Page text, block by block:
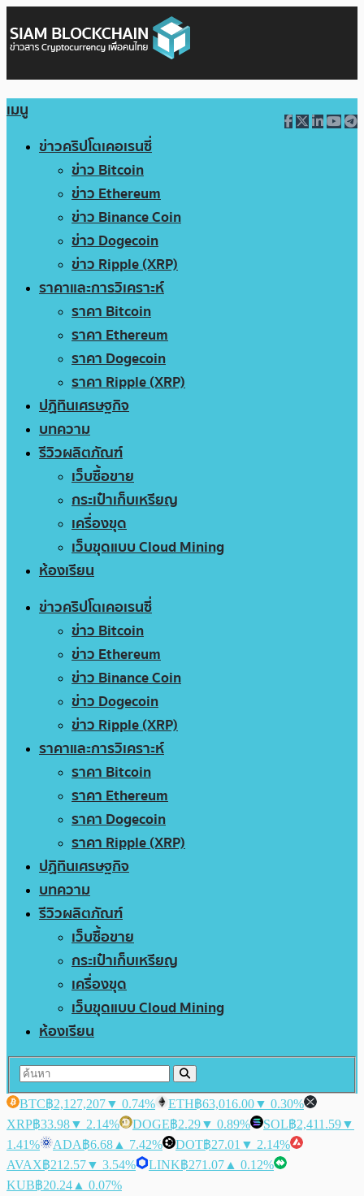
เมนู
ข่าวคริปโตเคอเรนซี่
ข่าว Bitcoin
ข่าว Ethereum
ข่าว Binance Coin
ข่าว Dogecoin
ข่าว Ripple (XRP)
ราคาและการวิเคราะห์
ราคา Bitcoin
ราคา Ethereum
ราคา Dogecoin
ราคา Ripple (XRP)
ปฏิทินเศรษฐกิจ
บทความ
รีวิวผลิตภัณฑ์
เว็บซื้อขาย
กระเป๋าเก็บเหรียญ
เครื่องขุด
เว็บขุดแบบ Cloud Mining
ห้องเรียน
ข่าวคริปโตเคอเรนซี่
ข่าว Bitcoin
ข่าว Ethereum
ข่าว Binance Coin
ข่าว Dogecoin
ข่าว Ripple (XRP)
ราคาและการวิเคราะห์
ราคา Bitcoin
ราคา Ethereum
ราคา Dogecoin
ราคา Ripple (XRP)
ปฏิทินเศรษฐกิจ
บทความ
รีวิวผลิตภัณฑ์
เว็บซื้อขาย
กระเป๋าเก็บเหรียญ
เครื่องขุด
เว็บขุดแบบ Cloud Mining
ห้องเรียน
BTC฿2,127,207▼ 0.74% ETH฿63,016.00▼ 0.30%
XRP฿33.98▼ 2.14% DOGE฿2.29▼ 0.89% SOL฿2,411.59▼
1.41%
ADA฿6.68 ▲ 7.42% DOT฿27.01 ▼ 2.14%
AVAX฿212.57▼ 3.54% LINK฿271.07 ▲ 0.12%
KUB฿20.24 ▲ 0.07%